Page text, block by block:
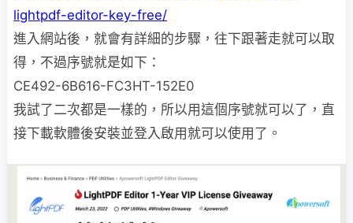
lightpdf-editor-key-free/
進入網站後，就會有詳細的步驟，往下跟著走就可以取
得，不過序號就是如下：
CE492-6B616-FC3HT-152E0
我試了二次都是一樣的，所以用這個序號就可以了，直
接下載軟體後安裝並登入啟用就可以使用了。